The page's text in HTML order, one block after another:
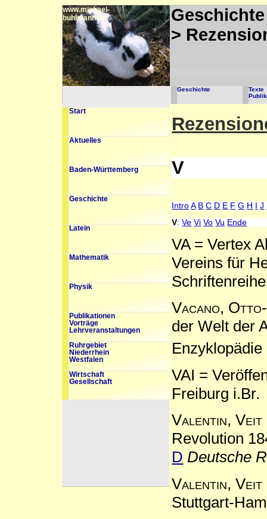
www.michael-
buhlmann.de
Geschichte
>
Geschichte
Texte
Start
Aktuelles
Baden-Württemberg
Geschichte
Latein
Mathematik
Physik
Publikationen
Vorträge
Lehrveranstaltungen
Ruhrgebiet
Niederrhein
Westfalen
Wirtschaft
Gesellschaft
V
Intro A B C D E F G H I J
V:Ve Vi Vo Vu Ende
VA = Vertex
Vereins für
Vacano,
der Welt der
VAI =
Freiburg i.Br.
Valentin, Veit
Revolution
D Deutsche
Valentin, Veit
Stuttgart-